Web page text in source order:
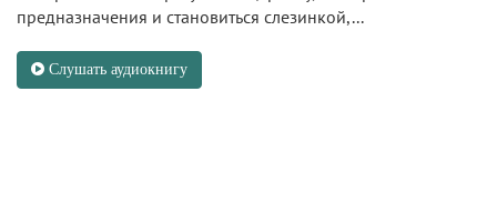
предназначения и становиться слезинкой,...
Слушать аудиокнигу